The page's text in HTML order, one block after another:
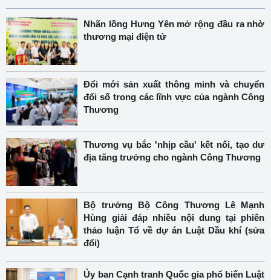
Nhãn lồng Hưng Yên mở rộng đầu ra nhờ
thương mại điện tử
Đổi mới sản xuất thông minh và chuyển
đổi số trong các lĩnh vực của ngành Công
Thương
Thương vụ bắc 'nhịp cầu' kết nối, tạo dư
địa tăng trưởng cho ngành Công Thương
Bộ trưởng Bộ Công Thương Lê Mạnh
Hùng giải đáp nhiều nội dung tại phiên
thảo luận Tổ về dự án Luật Dầu khí (sửa
đổi)
Ủy ban Cạnh tranh Quốc gia phổ biến Luật